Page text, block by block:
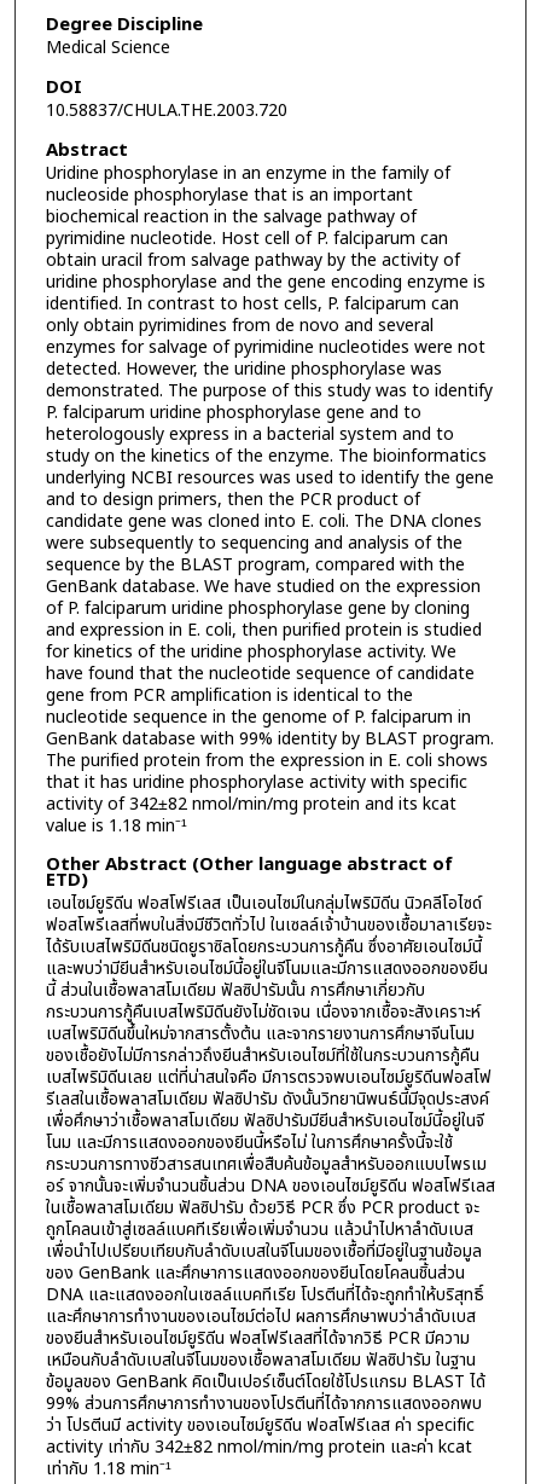
Degree Discipline
Medical Science
DOI
10.58837/CHULA.THE.2003.720
Abstract
Uridine phosphorylase in an enzyme in the family of
nucleoside phosphorylase that is an important
biochemical reaction in the salvage pathway of
pyrimidine nucleotide. Host cell of P. falciparum can
obtain uracil from salvage pathway by the activity of
uridine phosphorylase and the gene encoding enzyme is
identified. In contrast to host cells, P. falciparum can
only obtain pyrimidines from de novo and several
enzymes for salvage of pyrimidine nucleotides were not
detected. However, the uridine phosphorylase was
demonstrated. The purpose of this study was to identify
P. falciparum uridine phosphorylase gene and to
heterologously express in a bacterial system and to
study on the kinetics of the enzyme. The bioinformatics
underlying NCBI resources was used to identify the gene
and to design primers, then the PCR product of
candidate gene was cloned into E. coli. The DNA clones
were subsequently to sequencing and analysis of the
sequence by the BLAST program, compared with the
GenBank database. We have studied on the expression
of P. falciparum uridine phosphorylase gene by cloning
and expression in E. coli, then purified protein is studied
for kinetics of the uridine phosphorylase activity. We
have found that the nucleotide sequence of candidate
gene from PCR amplification is identical to the
nucleotide sequence in the genome of P. falciparum in
GenBank database with 99% identity by BLAST program.
The purified protein from the expression in E. coli shows
that it has uridine phosphorylase activity with specific
activity of 342±82 nmol/min/mg protein and its kcat
value is 1.18 min⁻¹
Other Abstract (Other language abstract of
ETD)
เอนไซม์ยูริดีน ฟอสโฟรีเลส เป็นเอนไซม์ในกลุ่มไพริมิดีน นิวคลีโอไซด์
ฟอสโพรีเลสที่พบในสิ่งมีชีวิตทั่วไป ในเซลล์เจ้าบ้านของเชื้อมาลาเรียจะ
ได้รับเบสไพริมิดีนชนิดยูราซิลโดยกระบวนการกู้คืน ซึ่งอาศัยเอนไซม์นี้
และพบว่ามียีนสำหรับเอนไซม์นี้อยู่ในจีโนมและมีการแสดงออกของยีน
นี้ ส่วนในเชื้อพลาสโมเดียม ฟัลซิปารัมนั้น การศึกษาเกี่ยวกับ
กระบวนการกู้คืนเบสไพริมิดีนยังไม่ชัดเจน เนื่องจากเชื้อจะสังเคราะห์
เบสไพริมิดีนขึ้นใหม่จากสารตั้งต้น และจากรายงานการศึกษาจีนโนม
ของเชื้อยังไม่มีการกล่าวถึงยีนสำหรับเอนไซม์ที่ใช้ในกระบวนการกู้คืน
เบสไพริมิดีนเลย แต่ที่น่าสนใจคือ มีการตรวจพบเอนไซม์ยูริดีนฟอสโฟ
รีเลสในเชื้อพลาสโมเดียม ฟัลซิปารัม ดังนั้นวิทยานิพนธ์นี้มีจุดประสงค์
เพื่อศึกษาว่าเชื้อพลาสโมเดียม ฟัลซิปารัมมียีนสำหรับเอนไซม์นี้อยู่ในจี
โนม และมีการแสดงออกของยีนนี้หรือไม่ ในการศึกษาครั้งนี้จะใช้
กระบวนการทางชีวสารสนเทศเพื่อสืบค้นข้อมูลสำหรับออกแบบไพรเม
อร์ จากนั้นจะเพิ่มจำนวนชิ้นส่วน DNA ของเอนไซม์ยูริดีน ฟอสโฟรีเลส
ในเชื้อพลาสโมเดียม ฟัลซิปารัม ด้วยวิธี PCR ซึ่ง PCR product จะ
ถูกโคลนเข้าสู่เซลล์แบคทีเรียเพื่อเพิ่มจำนวน แล้วนำไปหาลำดับเบส
เพื่อนำไปเปรียบเทียบกับลำดับเบสในจีโนมของเชื้อที่มีอยู่ในฐานข้อมูล
ของ GenBank และศึกษาการแสดงออกของยีนโดยโคลนชิ้นส่วน
DNA และแสดงออกในเซลล์แบคทีเรีย โปรตีนที่ได้จะถูกทำให้บริสุทธิ์
และศึกษาการทำงานของเอนไซม์ต่อไป ผลการศึกษาพบว่าลำดับเบส
ของยีนสำหรับเอนไซม์ยูริดีน ฟอสโฟรีเลสที่ได้จากวิธี PCR มีความ
เหมือนกับลำดับเบสในจีโนมของเชื้อพลาสโมเดียม ฟัลซิปารัม ในฐาน
ข้อมูลของ GenBank คิดเป็นเปอร์เซ็นต์โดยใช้โปรแกรม BLAST ได้
99% ส่วนการศึกษาการทำงานของโปรตีนที่ได้จากการแสดงออกพบ
ว่า โปรตีนมี activity ของเอนไซม์ยูริดีน ฟอสโฟรีเลส ค่า specific
activity เท่ากับ 342±82 nmol/min/mg protein และค่า kcat
เท่ากับ 1.18 min⁻¹